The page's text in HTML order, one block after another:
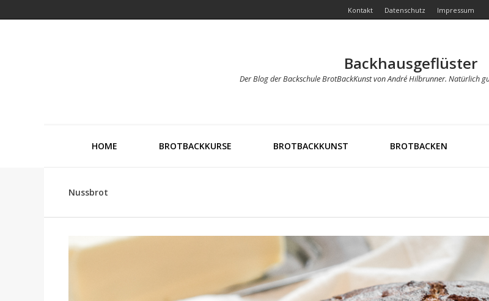
Kontakt Datenschutz Impressum
Backhausgeflüster
Der Blog der Backschule BrotBackKunst von André Hilbrunner. Natürlich
HOME BROTBACKKURSE BROTBACKKUNST BROTBACKEN
Nussbrot